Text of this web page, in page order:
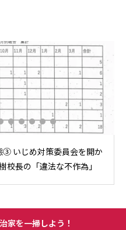
② 繰り返された「見守り」
やる詐欺」対応
家を一掃しよう！